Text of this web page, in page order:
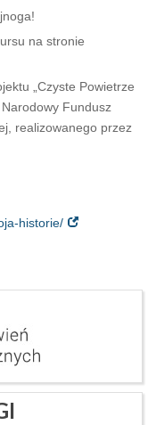
na stronie
„Czyste Powietrze
Fundusz
realizowanego przez
historie/